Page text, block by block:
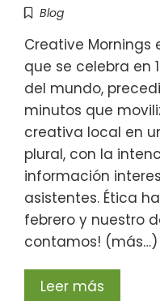
Blog
Creative Mornings
que se celebra en
del mundo,
minutos que
creativa local en
plural, con la
información
asistentes. Ética
febrero y nuestro
contamos! (más…)
Leer más